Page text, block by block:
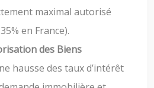
maximal autorisé
en France).
des Biens
hausse des taux d’intérêt